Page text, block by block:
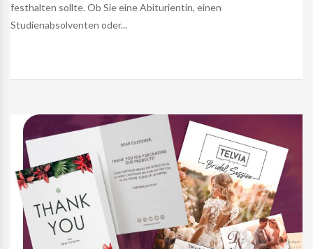
festhalten sollte. Ob Sie eine Abiturientin, einen
Studienabsolventen oder...